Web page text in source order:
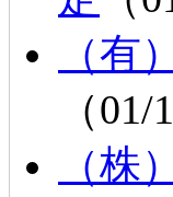
（有
（
（